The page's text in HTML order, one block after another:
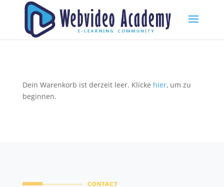
Dein Warenkorb ist derzeit leer. Klicke hier, um zu
beginnen.
CONTACT